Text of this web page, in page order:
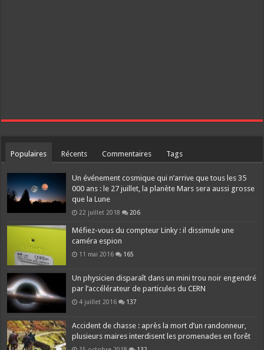
Populaires Récents Commentaires Tags
Un événement cosmique qui n’arrive que tous les 35
000 ans : le 27 juillet, la planète Mars sera aussi grosse
que la Lune
22 juillet 2018 206
Méfiez-vous du compteur Linky : il dissimule une
caméra espion
11 mai 2016 165
Un physicien disparaît dans un mini trou noir engendré
par l’accélérateur de particules du CERN
4 juillet 2016 137
Accident de chasse : après la mort d’un randonneur,
plusieurs maires interdisent les promenades en forêt